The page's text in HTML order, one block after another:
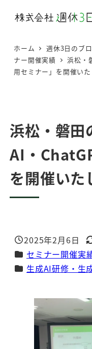
へ
移
動
ホーム 週休3日のブ
ナー開催実績
浜松・
用セミナー」を開催い
浜松・磐田
AI・
を開催いた
投稿日
2025年2月6日
カテゴリー
セミナー開催実
カテゴリー
生成AI研修・生